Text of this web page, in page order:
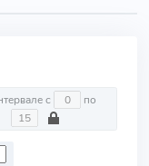
На интервале с по